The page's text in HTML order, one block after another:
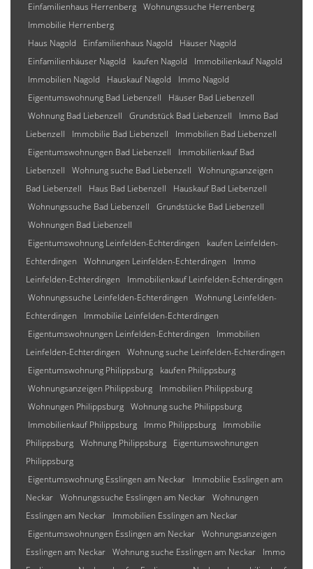
Einfamilienhaus Herrenberg Wohnungssuche Herrenberg
Immobilie Herrenberg
Haus Nagold
Einfamilienhaus Nagold
Häuser Nagold
Einfamilienhäuser Nagold
kaufen Nagold
Immobilienkauf Nagold
Immobilien Nagold
Hauskauf Nagold
Immo Nagold
Eigentumswohnung Bad Liebenzell
Häuser Bad Liebenzell
Wohnung Bad Liebenzell
Grundstück Bad Liebenzell
Immo Bad
Liebenzell
Immobilie Bad Liebenzell
Immobilien Bad Liebenzell
Eigentumswohnungen Bad Liebenzell
Immobilienkauf Bad
Liebenzell
Wohnung suche Bad Liebenzell
Wohnungsanzeigen
Bad Liebenzell
Haus Bad Liebenzell
Hauskauf Bad Liebenzell
Wohnungssuche Bad Liebenzell
Grundstücke Bad Liebenzell
Wohnungen Bad Liebenzell
Eigentumswohnung Leinfelden-Echterdingen
kaufen Leinfelden-
Echterdingen
Wohnungen Leinfelden-Echterdingen
Immo
Leinfelden-Echterdingen
Immobilienkauf Leinfelden-Echterdingen
Wohnungssuche Leinfelden-Echterdingen
Wohnung Leinfelden-
Echterdingen
Immobilie Leinfelden-Echterdingen
Eigentumswohnungen Leinfelden-Echterdingen
Immobilien
Leinfelden-Echterdingen
Wohnung suche Leinfelden-Echterdingen
Eigentumswohnung Philippsburg
kaufen Philippsburg
Wohnungsanzeigen Philippsburg
Immobilien Philippsburg
Wohnungen Philippsburg Wohnung suche Philippsburg
Immobilienkauf Philippsburg
Immo Philippsburg
Immobilie
Philippsburg Wohnung Philippsburg
Eigentumswohnungen
Philippsburg
Eigentumswohnung Esslingen am Neckar
Immobilie Esslingen am
Neckar Wohnungssuche Esslingen am Neckar Wohnungen
Esslingen am Neckar
Immobilien Esslingen am Neckar
Eigentumswohnungen Esslingen am Neckar Wohnungsanzeigen
Esslingen am Neckar Wohnung suche Esslingen am Neckar
Immo